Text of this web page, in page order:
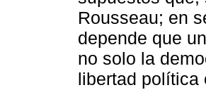
Rousseau; en
depende que
no solo la
libertad política